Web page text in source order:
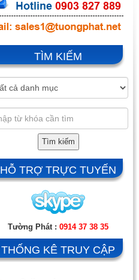
TÌM KIẾM
Tìm kiếm
HỖ TRỢ TRỰC TUYẾN
Tường Phát :0914 37 38 35
THỐNG KÊ TRUY CẬP